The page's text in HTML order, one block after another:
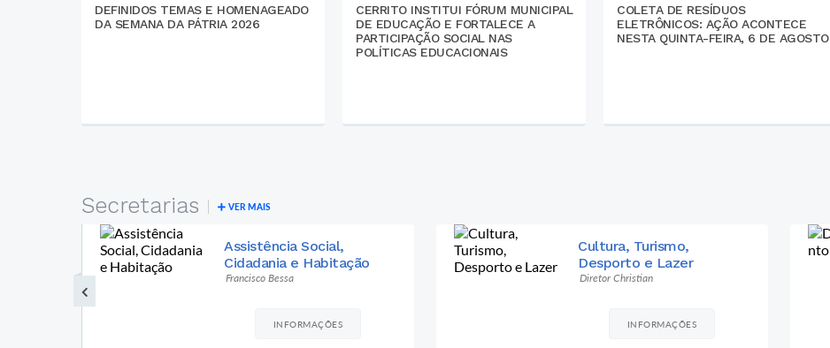
DEFINIDOS TEMAS E HOMENAGEADO
DA SEMANA DA PÁTRIA 2026
CERRITO INSTITUI FÓRUM MUNICIPAL
DE EDUCAÇÃO E FORTALECE A
PARTICIPAÇÃO SOCIAL NAS
POLÍTICAS EDUCACIONAIS
COLETA DE RESÍDUOS
ELETRÔNICOS: AÇÃO ACONTECE
NESTA QUINTA-FEIRA, 6 DE AGOSTO
Secretarias VER MAIS
Cultura, Turismo,
Desporto e Lazer
Diretor Christian
INFORMAÇÕES
Desenvolvimento Rural
Rafael Gonçalves
INFORMAÇÕES